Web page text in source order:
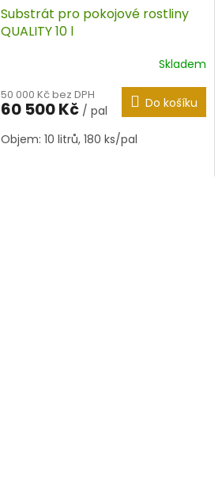
Substrát pro pokojové rostliny
QUALITY 10 l
Skladem
50 000 Kč bez DPH
60 500 Kč / pal Do košíku
Objem: 10 litrů, 180 ks/pal